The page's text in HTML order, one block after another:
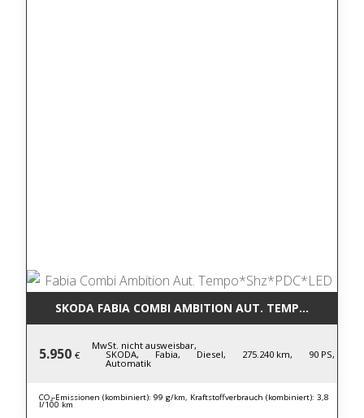
SKODA FABIA COMBI AMBITION AUT.
5.950 €
MwSt. nicht ausweisbar,
SKODA, Fabia, Diesel, 275.240 km, 90 PS,
Automatik
CO₂-Emissionen (kombiniert): 99 g/km, Kraftstoffverbrauch (kombiniert): 3,8
l/100 km